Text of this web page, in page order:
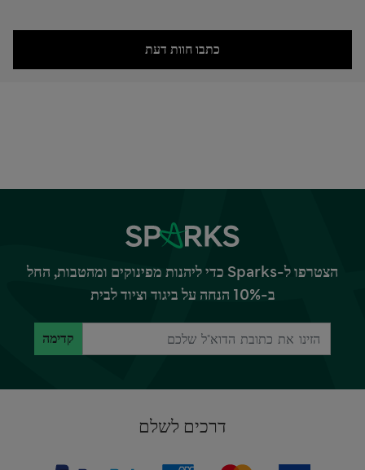
כתבו חוות דעת
הצטרפו ל-Sparks כדי ליהנות מפינוקים ומהטבות, החל
ב-10% הנחה על ביגוד וציוד לבית
קדימה
דרכים לשלם